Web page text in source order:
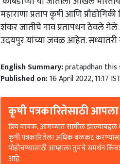
महाराणा प्रताप कृषी आणि
शंकर जातीचे नाव प्रतापधन ठेवले गेले
उदयपुर यांच्या जवळ आहेत.
English Summary:pratapdhan this
Published on:16 April 2022, 11:17
कृषी पत्रकारितेसाठी आपला
प्रिय वाचक, आमच्यात सामील
कृषी पत्रकारितेला अधिक बळकट
पोहोचण्यासाठी आम्हाला तुमचे समर्थन
आहे.